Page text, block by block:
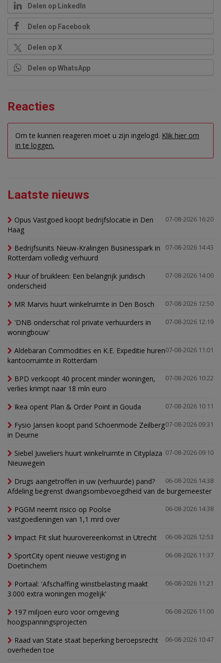
Delen op LinkedIn
Delen op Facebook
Delen op X
Delen op WhatsApp
Reacties
Om te kunnen reageren moet u zijn ingelogd. Klik hier om
in te loggen.
Laatste nieuws
07-08-2026 16:20
Opus Vastgoed koopt bedrijfslocatie in Den
Haag
07-08-2026 14:43
Bedrijfsunits Nieuw-Kralingen Businesspark in
Rotterdam volledig verhuurd
07-08-2026 14:00
Huur of bruikleen: Een belangrijk juridisch
onderscheid
07-08-2026 12:50
MR Marvis huurt winkelruimte in Den Bosch
07-08-2026 12:19
'DNB onderschat rol private verhuurders in
woningbouw'
07-08-2026 11:01
Aldebaran Commodities en K.E. Expeditie huren
kantoorruimte in Rotterdam
07-08-2026 10:22
BPD verkoopt 40 procent minder woningen,
verlies krimpt naar 18 mln euro
07-08-2026 10:11
Ikea opent Plan & Order Point in Gouda
07-08-2026 09:31
Fysio Jansen koopt pand Schoenmode Zeilberg
in Deurne
07-08-2026 09:10
Siebel Juweliers huurt winkelruimte in Cityplaza
Nieuwegein
06-08-2026 14:38
Drugs aangetroffen in uw (verhuurde) pand?
Afdeling begrenst dwangsombevoegdheid van de burgemeester
06-08-2026 14:38
PGGM neemt risico op Poolse
vastgoedleningen van 1,1 mrd over
06-08-2026 12:53
Impact Fit sluit huurovereenkomst in Utrecht
06-08-2026 11:37
SportCity opent nieuwe vestiging in
Doetinchem
06-08-2026 11:21
Portaal: 'Afschaffing winstbelasting maakt
3.000 extra woningen mogelijk'
06-08-2026 11:00
197 miljoen euro voor omgeving
hoogspanningsprojecten
06-08-2026 10:47
Raad van State staat beperking beroepsrecht
overheden toe